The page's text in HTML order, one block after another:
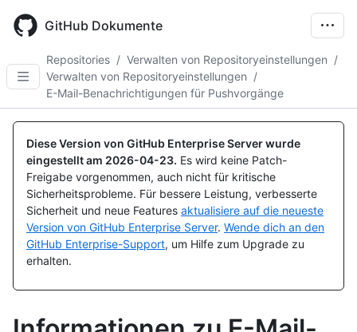
main
GitHub Dokumente
Repositories / Verwalten von Repositoryeinstellungen /
Verwalten von Repositoryeinstellungen /
E-Mail-Benachrichtigungen für Pushvorgänge
Diese Version von GitHub Enterprise Server wurde
eingestellt am 2026-04-23. Es wird keine Patch-
Freigabe vorgenommen, auch nicht für kritische
Sicherheitsprobleme. Für bessere Leistung, verbesserte
Sicherheit und neue Features aktualisiere auf die neueste
Version von GitHub Enterprise Server. Wende dich an den
GitHub Enterprise-Support, um Hilfe zum Upgrade zu
erhalten.